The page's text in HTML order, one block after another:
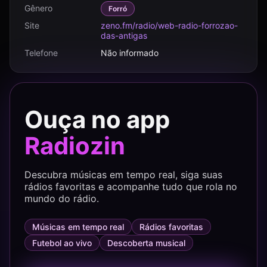
Diretamente de Uruburetama, cidade do norte
nostalgia, à emoção e à identidade popular do
Nordeste. O estilo acolhedor da emissora cria
uma conexão emocional imediata com os
ouvintes, especialmente aqueles que cresceram
ouvindo bandas clássicas do forró eletrônico e
romântico. (turn0search0)
A Web Rádio Forrozão das Antigas também
aposta fortemente no ambiente digital,
permitindo que ouvintes acompanhem a
Gênero
Forró
Site
zeno.fm/radio/web-radio-forrozao-
das-antigas
Telefone
Não informado
Ouça no app
Radiozin
Descubra músicas em tempo real, siga suas
rádios favoritas e acompanhe tudo que rola no
mundo do rádio.
Músicas em tempo real
Rádios favoritas
Futebol ao vivo
Descoberta musical